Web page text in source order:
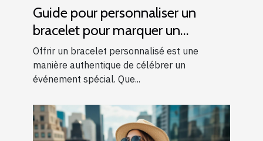
Guide pour personnaliser un
bracelet pour marquer un
événement spécial
Offrir un bracelet personnalisé est une
manière authentique de célébrer un
événement spécial. Que...